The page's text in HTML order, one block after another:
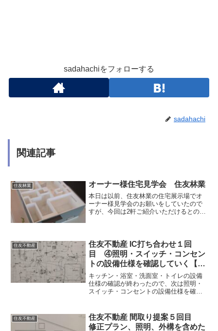
sadahachiをフォローする
sadahachi
関連記事
住友林業 オーナー様住宅見学会 住友林業
本日は以前、住友林業の住宅展示場でオ
ーナー様見学会のお願いをしていたので
すが、今回は2軒ご紹介いただけるとのこ
住友不動産
住友不動産 IC打ち合わせ１回
目 ④照明・スイッチ・コンセン
トの設備仕様を確認していく【照
明編】
キッチン・浴室・洗面室・トイレの設備
仕様の確認が終わったので、次は照明・
スイッチ・コンセントの設備仕様を確認
何度かやりとりをして修正を繰り返しま
した。
住友不動産
住友不動産 間取り提案５回目
修正プラン、照明、外構を含めた